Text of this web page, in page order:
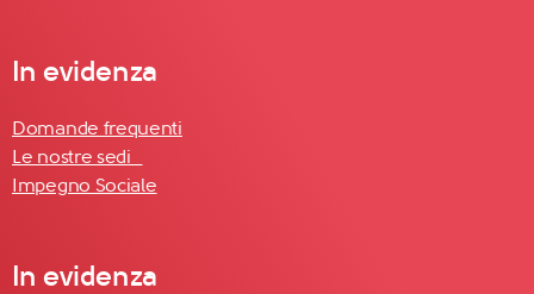
In evidenza
Domande frequenti
Le nostre sedi
Impegno Sociale
In evidenza